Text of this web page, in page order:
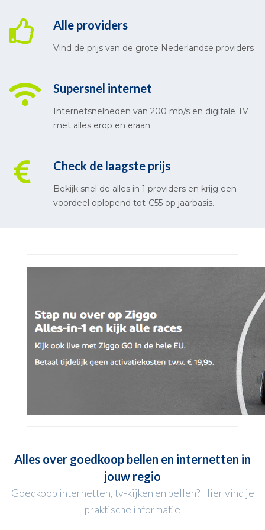
Alle providers
Vind de prijs van de grote Nederlandse providers
Supersnel internet
Internetsnelheden van 200 mb/s en digitale TV
met alles erop en eraan
Check de laagste prijs
Bekijk snel de alles in 1 providers en krijg een
voordeel oplopend tot €55 op jaarbasis.
Alles over goedkoop bellen en internetten in
jouw regio
Goedkoop internetten, tv-kijken en bellen? Hier vind je
praktische informatie